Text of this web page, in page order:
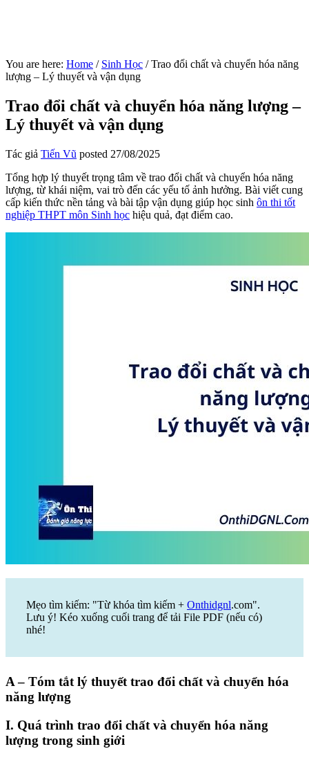
You are here: Home / Sinh Học /Trao đổi chất và chuyển hóa năng
lượng – Lý thuyết và vận dụng
Trao đổi chất và chuyển hóa năng lượng –
Lý thuyết và vận dụng
Tác giả Tiến Vũ posted 27/08/2025
Tổng hợp lý thuyết trọng tâm về trao đổi chất và chuyển hóa năng
lượng, từ khái niệm, vai trò đến các yếu tố ảnh hưởng. Bài viết cung
cấp kiến thức nền tảng và bài tập vận dụng giúp học sinh ôn thi tốt
nghiệp THPT môn Sinh học hiệu quả, đạt điểm cao.
Mẹo tìm kiếm: "Từ khóa tìm kiếm + Onthidgnl.com".
Lưu ý! Kéo xuống cuối trang để tải File PDF (nếu có)
nhé!
A – Tóm tắt lý thuyết trao đổi chất và chuyển hóa
năng lượng
I. Quá trình trao đổi chất và chuyển hóa năng
lượng trong sinh giới